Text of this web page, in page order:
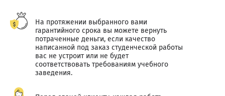
На протяжении выбранного вами
гарантийного срока вы можете вернуть
потраченные деньги, если качество
написанной под заказ студенческой работы
вас не устроит или не будет
соответствовать требованиям учебного
заведения.